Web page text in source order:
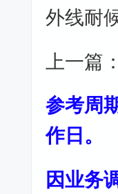
外线耐
上一篇：
参考周
作日。
因业务